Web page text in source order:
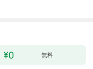
無料